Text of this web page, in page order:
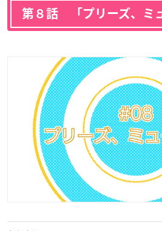
第８話 「プリーズ、ミ